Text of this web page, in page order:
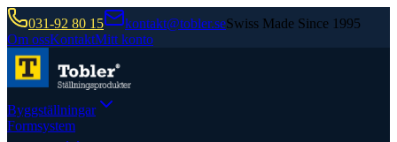
031-92 80 15 kontakt@tobler.seSwiss Made Since 1995
Om ossKontaktMitt konto
Byggställningar
Formsystem